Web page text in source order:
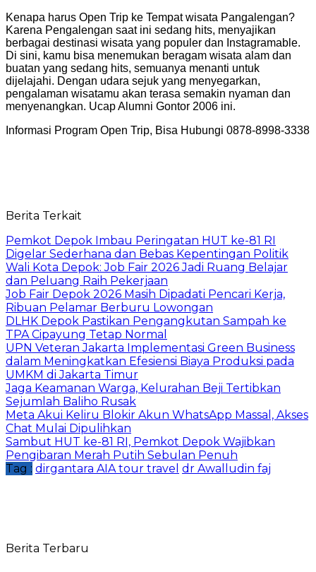
Kenapa harus Open Trip ke Tempat wisata Pangalengan?
Karena Pengalengan saat ini sedang hits, menyajikan
berbagai destinasi wisata yang populer dan Instagramable.
Di sini, kamu bisa menemukan beragam wisata alam dan
buatan yang sedang hits, semuanya menanti untuk
dijelajahi. Dengan udara sejuk yang menyegarkan,
pengalaman wisatamu akan terasa semakin nyaman dan
menyenangkan. Ucap Alumni Gontor 2006 ini.
Informasi Program Open Trip, Bisa Hubungi 0878-8998-3338
Berita Terkait
Pemkot Depok Imbau Peringatan HUT ke-81 RI
Digelar Sederhana dan Bebas Kepentingan Politik
Wali Kota Depok: Job Fair 2026 Jadi Ruang Belajar
dan Peluang Raih Pekerjaan
Job Fair Depok 2026 Masih Dipadati Pencari Kerja,
Ribuan Pelamar Berburu Lowongan
DLHK Depok Pastikan Pengangkutan Sampah ke
TPA Cipayung Tetap Normal
UPN Veteran Jakarta Implementasi Green Business
dalam Meningkatkan Efesiensi Biaya Produksi pada
UMKM di Jakarta Timur
Jaga Keamanan Warga, Kelurahan Beji Tertibkan
Sejumlah Baliho Rusak
Meta Akui Keliru Blokir Akun WhatsApp Massal, Akses
Chat Mulai Dipulihkan
Sambut HUT ke-81 RI, Pemkot Depok Wajibkan
Pengibaran Merah Putih Sebulan Penuh
Tag : dirgantara AIA tour travel dr Awalludin faj
Berita Terbaru